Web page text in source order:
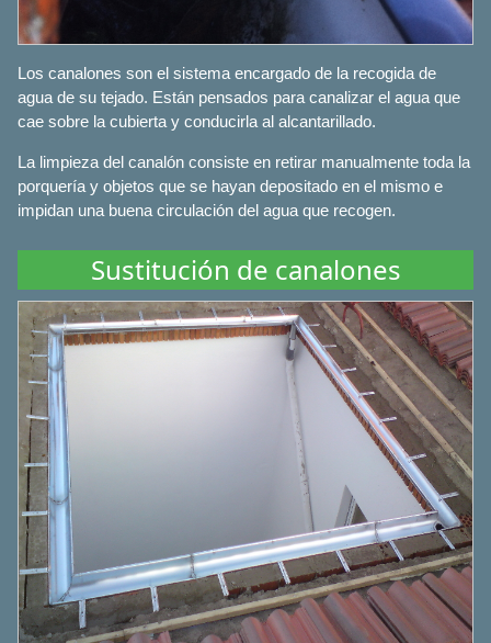
Los canalones son el sistema encargado de la recogida de
agua de su tejado. Están pensados para canalizar el agua que
cae sobre la cubierta y conducirla al alcantarillado.
La limpieza del canalón consiste en retirar manualmente toda la
porquería y objetos que se hayan depositado en el mismo e
impidan una buena circulación del agua que recogen.
Sustitución de canalones